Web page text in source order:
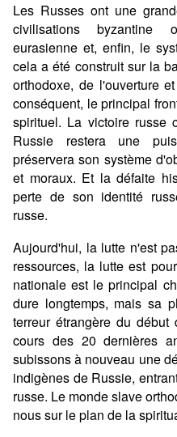
Les Russes ont une
civilisations byzantine
eurasienne et, enfin, le
cela a été construit sur la
orthodoxe, de l'ouverture
conséquent, le principal
spirituel. La victoire russe
Russie restera une
préservera son système
et moraux. Et la défaite
perte de son identité
russe.
Aujourd'hui, la lutte n'est
ressources, la lutte est
nationale est le principal
dure longtemps, mais sa
terreur étrangère du
cours des 20 dernières
subissons à nouveau une
indigènes de Russie,
russe. Le monde slave
nous sur le plan de la